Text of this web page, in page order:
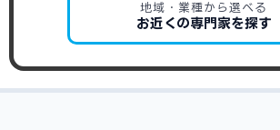
地域・業種から選べる
お近くの専門家を探す